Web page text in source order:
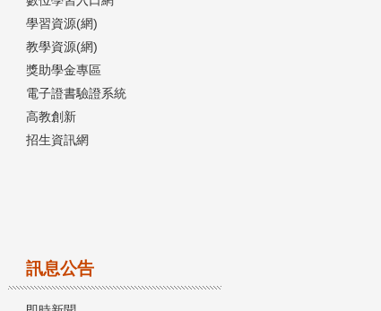
學習資源(網)
教學資源(網)
獎助學金專區
電子證書驗證系統
高教創新
招生資訊網
訊息公告